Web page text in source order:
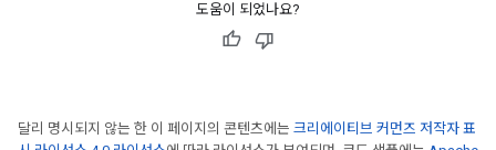
도움이 되었나요?
달리 명시되지 않는 한 이 페이지의 콘텐츠에는 크리에이티브 커먼즈 저작자 표